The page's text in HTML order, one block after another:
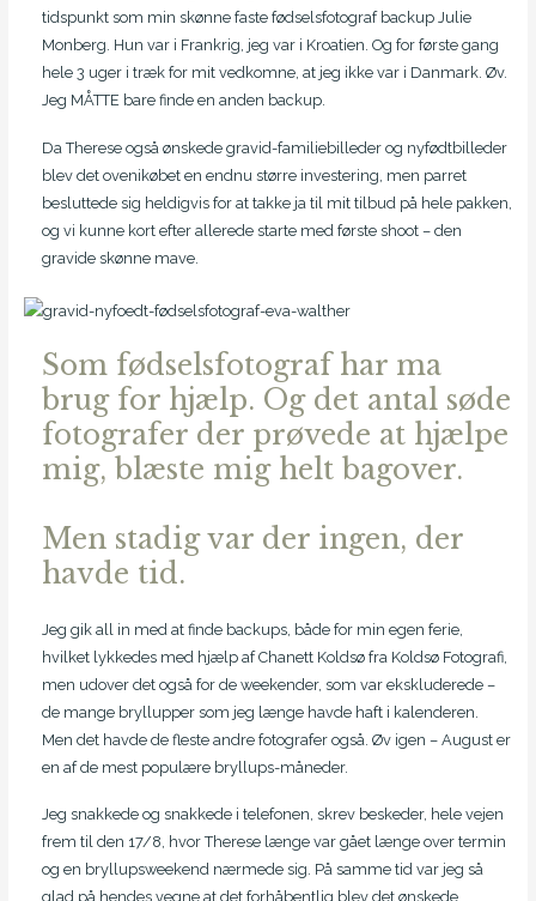
tidspunkt som min skønne faste fødselsfotograf backup Julie
Monberg. Hun var i Frankrig, jeg var i Kroatien. Og for første gang
hele 3 uger i træk for mit vedkomne, at jeg ikke var i Danmark. Øv.
Jeg MÅTTE bare finde en anden backup.
Da Therese også ønskede gravid-familiebilleder og nyfødtbilleder
blev det ovenikøbet en endnu større investering, men parret
besluttede sig heldigvis for at takke ja til mit tilbud på hele pakken,
og vi kunne kort efter allerede starte med første shoot – den
gravide skønne mave.
Som fødselsfotograf har ma
brug for hjælp. Og det antal søde
fotografer der prøvede at hjælpe
mig, blæste mig helt bagover.
Men stadig var der ingen, der
havde tid.
Jeg gik all in med at finde backups, både for min egen ferie,
hvilket lykkedes med hjælp af Chanett Koldsø fra Koldsø Fotografi,
men udover det også for de weekender, som var ekskluderede –
de mange bryllupper som jeg længe havde haft i kalenderen.
Men det havde de fleste andre fotografer også. Øv igen – August er
en af de mest populære bryllups-måneder.
Jeg snakkede og snakkede i telefonen, skrev beskeder, hele vejen
frem til den 17/8, hvor Therese længe var gået længe over termin
og en bryllupsweekend nærmede sig. På samme tid var jeg så
glad på hendes vegne at det forhåbentlig blev det ønskede